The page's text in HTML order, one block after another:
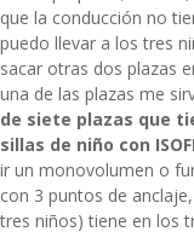
que la conducción no
puedo llevar a los tres
sacar otras dos plazas
una de las plazas me
de siete plazas que
sillas de niño con
ir un monovolumen o
con 3 puntos de
tres niños) tiene en los